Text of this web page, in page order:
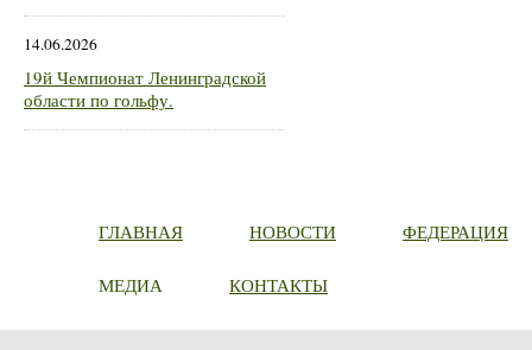
14.06.2026
19й Чемпионат Ленинградской
области по гольфу.
ГЛАВНАЯ НОВОСТИ ФЕДЕРАЦИЯ
МЕДИА КОНТАКТЫ